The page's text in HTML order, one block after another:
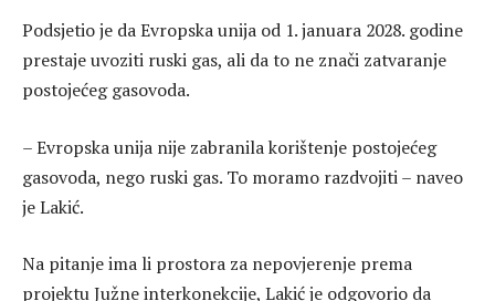
Podsjetio je da Evropska unija od 1. januara 2028. godine
prestaje uvoziti ruski gas, ali da to ne znači zatvaranje
postojećeg gasovoda.
– Evropska unija nije zabranila korištenje postojećeg
gasovoda, nego ruski gas. To moramo razdvojiti – naveo
je Lakić.
Na pitanje ima li prostora za nepovjerenje prema
projektu Južne interkonekcije, Lakić je odgovorio da